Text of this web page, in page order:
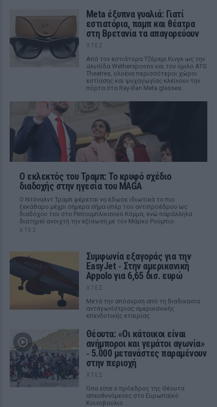
Meta έξυπνα γυαλιά: Γιατί
εστιατόρια, παμπ και θέατρα
στη Βρετανία τα απαγορεύουν
ΧΤΕΣ
Από τον εστιάτορα Τζέρεμι Κινγκ ως την
αλυσίδα Wetherspoons και τον όμιλο ATG
Theatres, ολοένα περισσότεροι χώροι
εστίασης και ψυχαγωγίας κλείνουν την
πόρτα στα Ray-Ban Meta glasses.
Ο εκλεκτός του Τραμπ: Το κρυφό σχέδιο
διαδοχής στην ηγεσία του MAGA
Ο Ντόναλντ Τραμπ φέρεται να έδωσε ιδιωτικά το πιο
ξεκάθαρο μέχρι σήμερα σήμα υπέρ του αντιπροέδρου ως
διαδόχου του στο Ρεπουμπλικανικό Κόμμα, ενώ παράλληλα
διατηρεί ανοιχτή την εξίσωση με τον Μάρκο Ρούμπιο.
ΧΤΕΣ
Συμφωνία εξαγοράς για την
EasyJet ‑ Στην αμερικανική
Appolo για 6,65 δισ. ευρώ
ΧΤΕΣ
Μετά την απόσυρση από τη διαδικασία
ανταγωνίστριας αμερικανικής
επενδυτικής εταιρίας
Θέουτα: «Οι κάτοικοι είναι
ανήμποροι και γεμάτοι αγωνία»
‑ 5.000 μετανάστες παραμένουν
στην περιοχή
ΧΤΕΣ
Όσα είπε ο πρόεδρος της Θέουτα
απευθυνόμενος στο Ευρωπαϊκό
Κοινοβούλιο